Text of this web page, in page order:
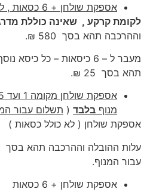
אספקת שולחן + 6 כסאות , ללא מנוף
לקומת קרקע , שאינה כוללת
וההרכבה תהא בסך 580 ₪.
מעבר ל – 6 כיסאות – כל
תהא בסך 25 ₪.
מנוף בלבד ( תשלום עבור
אספקת שולחן ( לא כולל כסאות )
עבור המנוף.
אספקת שולחן + 6 כסאות